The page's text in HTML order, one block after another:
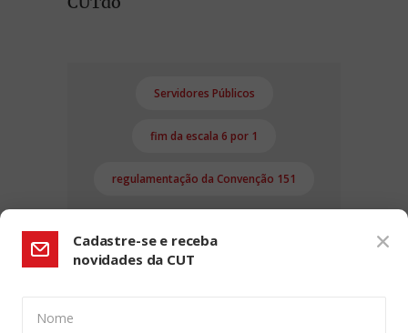
Servidores Públicos
fim da escala 6 por 1
regulamentação da Convenção 151
Cadastre-se e receba
novidades da CUT
Nome